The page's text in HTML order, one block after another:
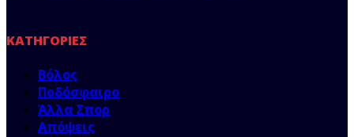
ΚΑΤΗΓΟΡΊΕΣ
Βόλος
Ποδόσφαιρο
Άλλα Σπορ
Απόψεις